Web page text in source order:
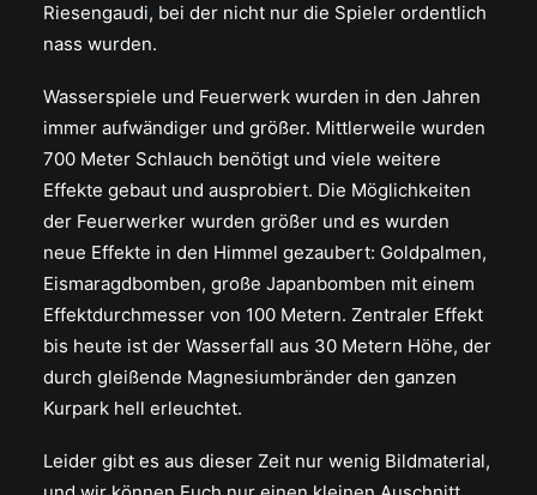
Riesengaudi, bei der nicht nur die Spieler ordentlich
nass wurden.
Wasserspiele und Feuerwerk wurden in den Jahren
immer aufwändiger und größer. Mittlerweile wurden
700 Meter Schlauch benötigt und viele weitere
Effekte gebaut und ausprobiert. Die Möglichkeiten
der Feuerwerker wurden größer und es wurden
neue Effekte in den Himmel gezaubert: Goldpalmen,
Eismaragdbomben, große Japanbomben mit einem
Effektdurchmesser von 100 Metern. Zentraler Effekt
bis heute ist der Wasserfall aus 30 Metern Höhe, der
durch gleißende Magnesiumbränder den ganzen
Kurpark hell erleuchtet.
Leider gibt es aus dieser Zeit nur wenig Bildmaterial,